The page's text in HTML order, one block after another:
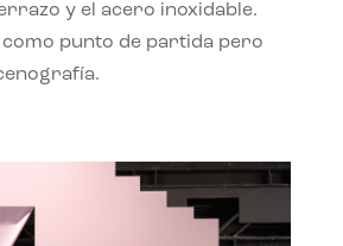
y el acero inoxidable.
punto de partida pero